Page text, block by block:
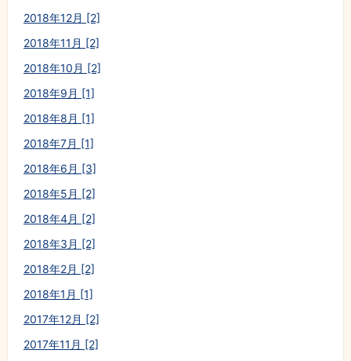
2018年12月 [2]
2018年11月 [2]
2018年10月 [2]
2018年9月 [1]
2018年8月 [1]
2018年7月 [1]
2018年6月 [3]
2018年5月 [2]
2018年4月 [2]
2018年3月 [2]
2018年2月 [2]
2018年1月 [1]
2017年12月 [2]
2017年11月 [2]